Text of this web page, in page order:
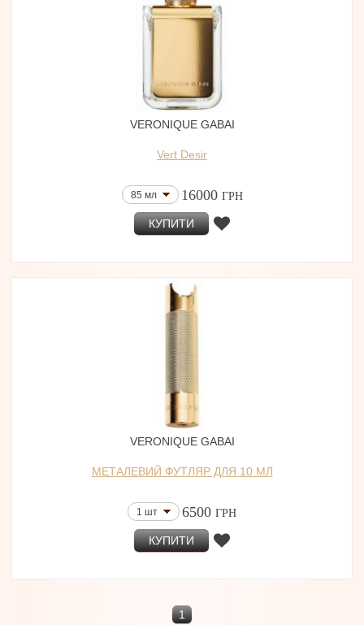
VERONIQUE GABAI
Vert Desir
85 мл 16000 ГРН
КУПИТИ
VERONIQUE GABAI
МЕТАЛЕВИЙ ФУТЛЯР ДЛЯ 10 МЛ
1 шт 6500 ГРН
КУПИТИ
1